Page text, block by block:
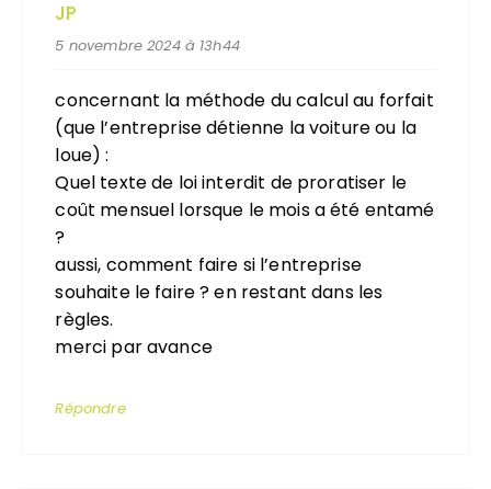
JP
5 novembre 2024 à 13h44
concernant la méthode du calcul au forfait
(que l’entreprise détienne la voiture ou la
loue) :
Quel texte de loi interdit de proratiser le
coût mensuel lorsque le mois a été entamé
?
aussi, comment faire si l’entreprise
souhaite le faire ? en restant dans les
règles.
merci par avance
Répondre